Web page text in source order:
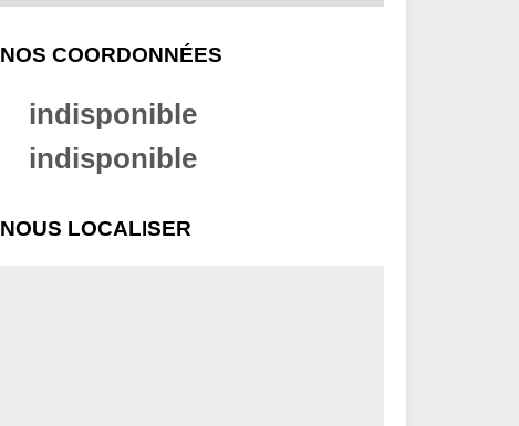
NOS COORDONNÉES
indisponible
indisponible
NOUS LOCALISER